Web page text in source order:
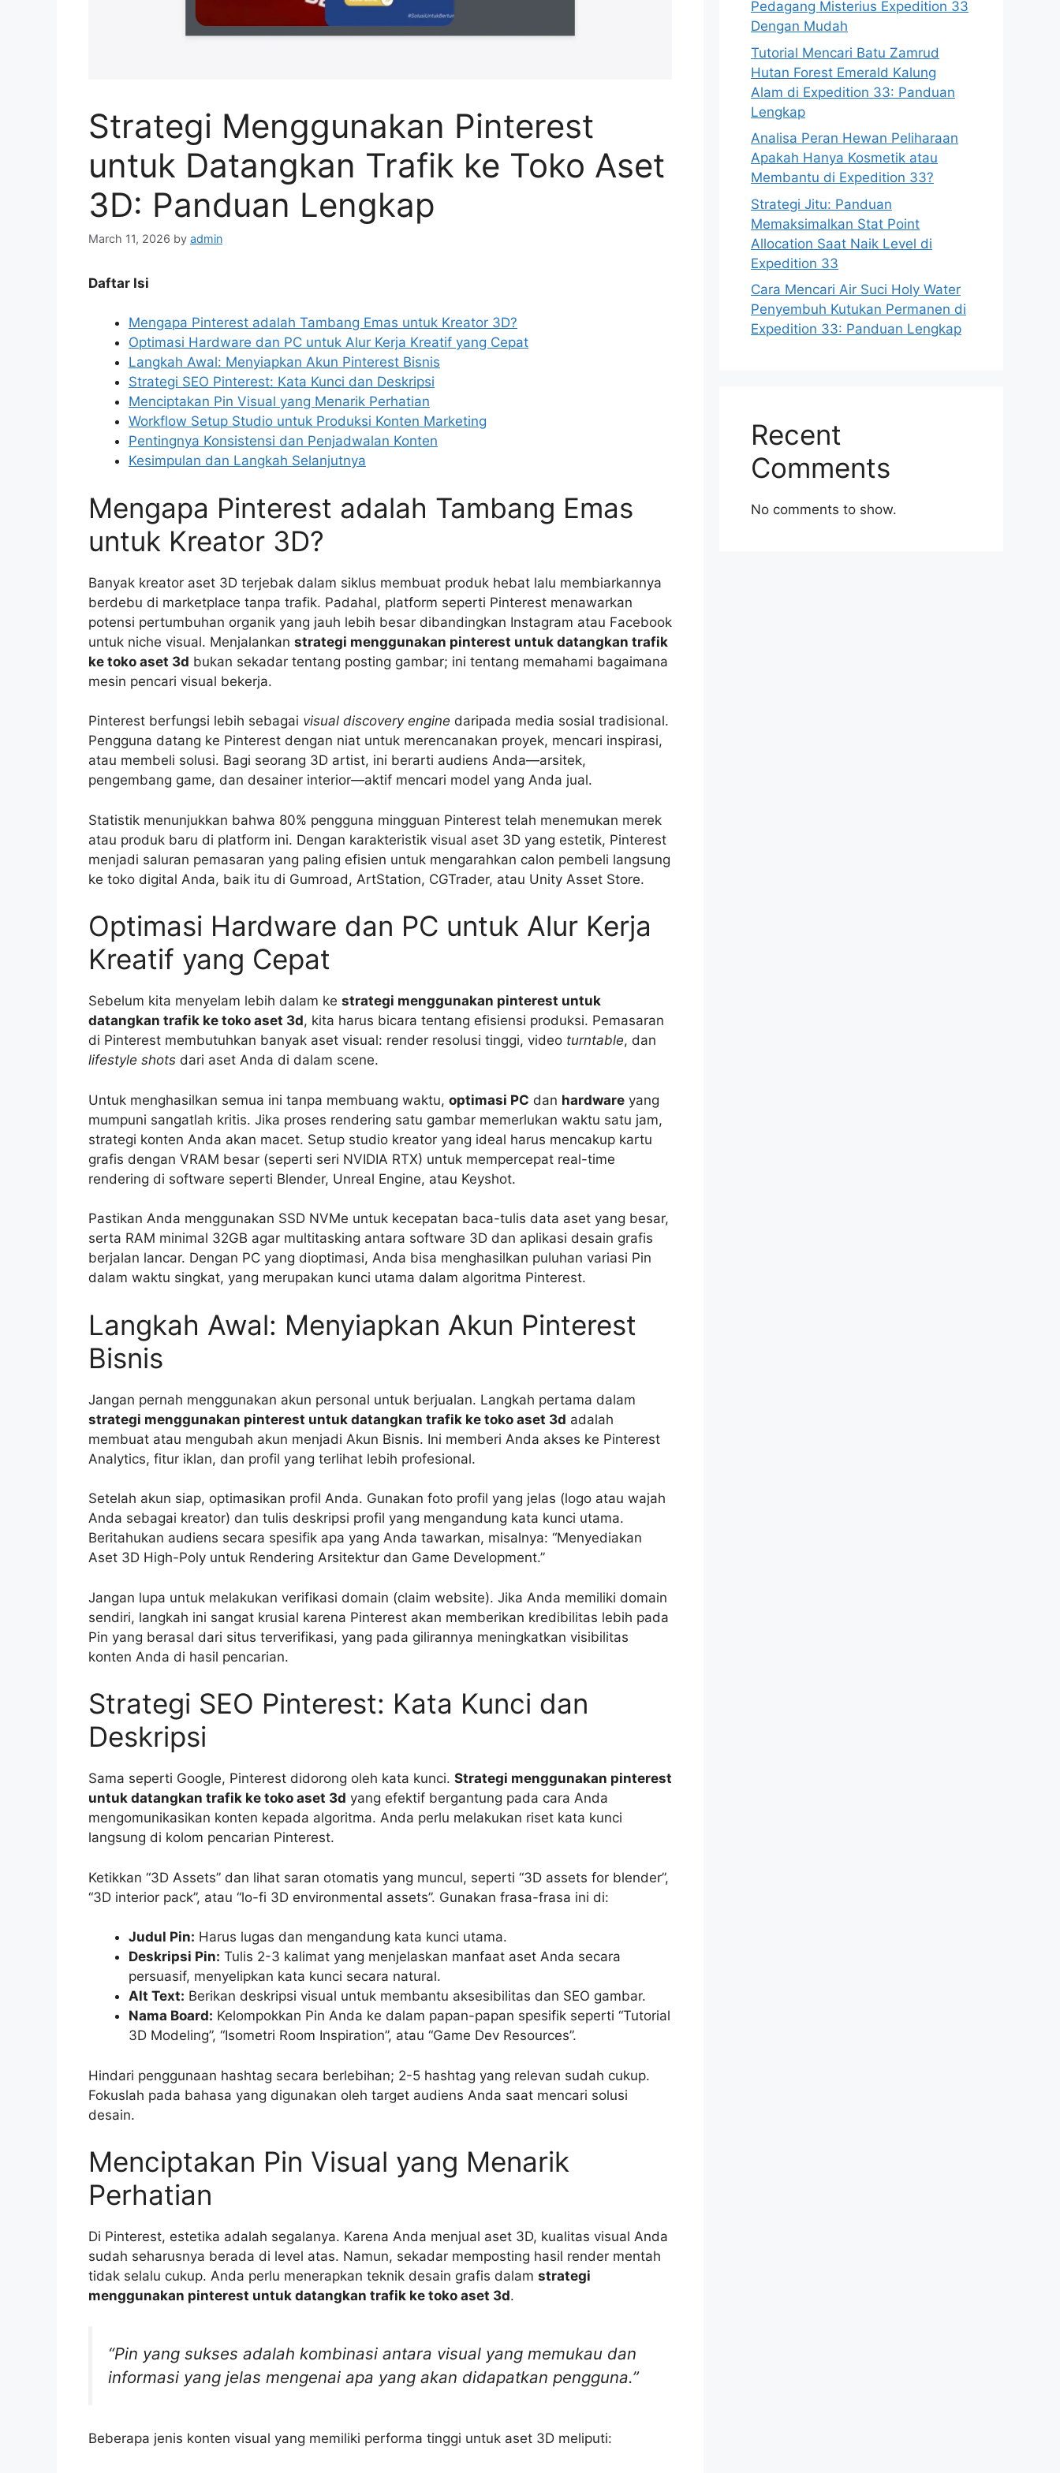
Strategi Menggunakan Pinterest
untuk Datangkan Trafik ke Toko Aset
3D: Panduan Lengkap
March 11, 2026 by admin
Daftar Isi
Mengapa Pinterest adalah Tambang Emas untuk Kreator 3D?
Optimasi Hardware dan PC untuk Alur Kerja Kreatif yang Cepat
Langkah Awal: Menyiapkan Akun Pinterest Bisnis
Strategi SEO Pinterest: Kata Kunci dan Deskripsi
Menciptakan Pin Visual yang Menarik Perhatian
Workflow Setup Studio untuk Produksi Konten Marketing
Pentingnya Konsistensi dan Penjadwalan Konten
Kesimpulan dan Langkah Selanjutnya
Mengapa Pinterest adalah Tambang Emas
untuk Kreator 3D?
Banyak kreator aset 3D terjebak dalam siklus membuat produk hebat lalu membiarkannya
berdebu di marketplace tanpa trafik. Padahal, platform seperti Pinterest menawarkan
potensi pertumbuhan organik yang jauh lebih besar dibandingkan Instagram atau Facebook
untuk niche visual. Menjalankan strategi menggunakan pinterest untuk datangkan trafik
ke toko aset 3d bukan sekadar tentang posting gambar; ini tentang memahami bagaimana
mesin pencari visual bekerja.
Pinterest berfungsi lebih sebagai visual discovery engine daripada media sosial tradisional.
Pengguna datang ke Pinterest dengan niat untuk merencanakan proyek, mencari inspirasi,
atau membeli solusi. Bagi seorang 3D artist, ini berarti audiens Anda—arsitek,
pengembang game, dan desainer interior—aktif mencari model yang Anda jual.
Statistik menunjukkan bahwa 80% pengguna mingguan Pinterest telah menemukan merek
atau produk baru di platform ini. Dengan karakteristik visual aset 3D yang estetik, Pinterest
menjadi saluran pemasaran yang paling efisien untuk mengarahkan calon pembeli langsung
ke toko digital Anda, baik itu di Gumroad, ArtStation, CGTrader, atau Unity Asset Store.
Optimasi Hardware dan PC untuk Alur Kerja
Kreatif yang Cepat
Sebelum kita menyelam lebih dalam ke strategi menggunakan pinterest untuk
datangkan trafik ke toko aset 3d, kita harus bicara tentang efisiensi produksi. Pemasaran
di Pinterest membutuhkan banyak aset visual: render resolusi tinggi, video turntable, dan
lifestyle shots dari aset Anda di dalam scene.
Untuk menghasilkan semua ini tanpa membuang waktu, optimasi PC dan hardware yang
mumpuni sangatlah kritis. Jika proses rendering satu gambar memerlukan waktu satu jam,
strategi konten Anda akan macet. Setup studio kreator yang ideal harus mencakup kartu
grafis dengan VRAM besar (seperti seri NVIDIA RTX) untuk mempercepat real-time
rendering di software seperti Blender, Unreal Engine, atau Keyshot.
Pastikan Anda menggunakan SSD NVMe untuk kecepatan baca-tulis data aset yang besar,
serta RAM minimal 32GB agar multitasking antara software 3D dan aplikasi desain grafis
berjalan lancar. Dengan PC yang dioptimasi, Anda bisa menghasilkan puluhan variasi Pin
dalam waktu singkat, yang merupakan kunci utama dalam algoritma Pinterest.
Langkah Awal: Menyiapkan Akun Pinterest
Bisnis
Jangan pernah menggunakan akun personal untuk berjualan. Langkah pertama dalam
strategi menggunakan pinterest untuk datangkan trafik ke toko aset 3d adalah
membuat atau mengubah akun menjadi Akun Bisnis. Ini memberi Anda akses ke Pinterest
Analytics, fitur iklan, dan profil yang terlihat lebih profesional.
Setelah akun siap, optimasikan profil Anda. Gunakan foto profil yang jelas (logo atau wajah
Anda sebagai kreator) dan tulis deskripsi profil yang mengandung kata kunci utama.
Beritahukan audiens secara spesifik apa yang Anda tawarkan, misalnya: “Menyediakan
Aset 3D High-Poly untuk Rendering Arsitektur dan Game Development.”
Jangan lupa untuk melakukan verifikasi domain (claim website). Jika Anda memiliki domain
sendiri, langkah ini sangat krusial karena Pinterest akan memberikan kredibilitas lebih pada
Pin yang berasal dari situs terverifikasi, yang pada gilirannya meningkatkan visibilitas
konten Anda di hasil pencarian.
Strategi SEO Pinterest: Kata Kunci dan
Deskripsi
Sama seperti Google, Pinterest didorong oleh kata kunci. Strategi menggunakan pinterest
untuk datangkan trafik ke toko aset 3d yang efektif bergantung pada cara Anda
mengomunikasikan konten kepada algoritma. Anda perlu melakukan riset kata kunci
langsung di kolom pencarian Pinterest.
Ketikkan “3D Assets” dan lihat saran otomatis yang muncul, seperti “3D assets for blender”,
“3D interior pack”, atau “lo-fi 3D environmental assets”. Gunakan frasa-frasa ini di:
Judul Pin: Harus lugas dan mengandung kata kunci utama.
Deskripsi Pin: Tulis 2-3 kalimat yang menjelaskan manfaat aset Anda secara
persuasif, menyelipkan kata kunci secara natural.
Alt Text: Berikan deskripsi visual untuk membantu aksesibilitas dan SEO gambar.
Nama Board: Kelompokkan Pin Anda ke dalam papan-papan spesifik seperti “Tutorial
3D Modeling”, “Isometri Room Inspiration”, atau “Game Dev Resources”.
Hindari penggunaan hashtag secara berlebihan; 2-5 hashtag yang relevan sudah cukup.
Fokuslah pada bahasa yang digunakan oleh target audiens Anda saat mencari solusi
desain.
Menciptakan Pin Visual yang Menarik
Perhatian
Di Pinterest, estetika adalah segalanya. Karena Anda menjual aset 3D, kualitas visual Anda
sudah seharusnya berada di level atas. Namun, sekadar memposting hasil render mentah
tidak selalu cukup. Anda perlu menerapkan teknik desain grafis dalam strategi
menggunakan pinterest untuk datangkan trafik ke toko aset 3d.
“Pin yang sukses adalah kombinasi antara visual yang memukau dan
informasi yang jelas mengenai apa yang akan didapatkan pengguna.”
Beberapa jenis konten visual yang memiliki performa tinggi untuk aset 3D meliputi:
Pedagang Misterius Expedition 33
Dengan Mudah
Tutorial Mencari Batu Zamrud
Hutan Forest Emerald Kalung
Alam di Expedition 33: Panduan
Lengkap
Analisa Peran Hewan Peliharaan
Apakah Hanya Kosmetik atau
Membantu di Expedition 33?
Strategi Jitu: Panduan
Memaksimalkan Stat Point
Allocation Saat Naik Level di
Expedition 33
Cara Mencari Air Suci Holy Water
Penyembuh Kutukan Permanen di
Expedition 33: Panduan Lengkap
Recent
Comments
No comments to show.